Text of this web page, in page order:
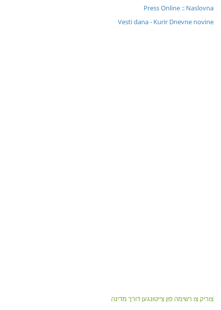
Press Online :: Naslovna
Vesti dana - Kurir Dnevne novine
צוריק צו רשימה פון צייטונגען דורך מדינה